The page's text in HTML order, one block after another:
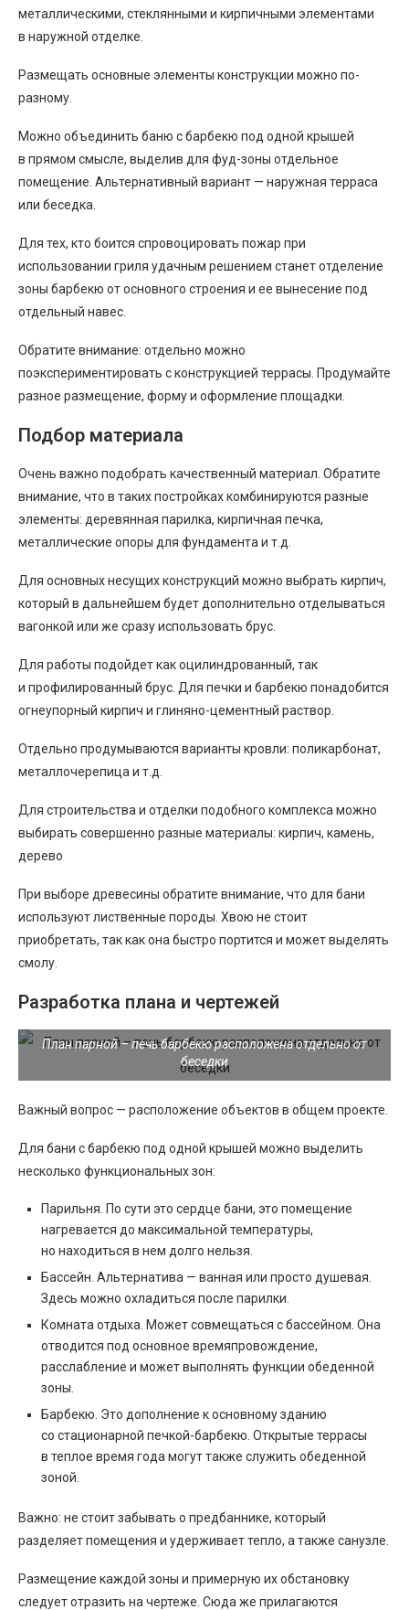
металлическими, стеклянными и кирпичными элементами
в наружной отделке.
Размещать основные элементы конструкции можно по-
разному.
Можно объединить баню с барбекю под одной крышей
в прямом смысле, выделив для фуд-зоны отдельное
помещение. Альтернативный вариант — наружная терраса
или беседка.
Для тех, кто боится спровоцировать пожар при
использовании гриля удачным решением станет отделение
зоны барбекю от основного строения и ее вынесение под
отдельный навес.
Обратите внимание: отдельно можно
поэкспериментировать с конструкцией террасы. Продумайте
разное размещение, форму и оформление площадки.
Подбор материала
Очень важно подобрать качественный материал. Обратите
внимание, что в таких постройках комбинируются разные
элементы: деревянная парилка, кирпичная печка,
металлические опоры для фундамента и т.д.
Для основных несущих конструкций можно выбрать кирпич,
который в дальнейшем будет дополнительно отделываться
вагонкой или же сразу использовать брус.
Для работы подойдет как оцилиндрованный, так
и профилированный брус. Для печки и барбекю понадобится
огнеупорный кирпич и глиняно-цементный раствор.
Отдельно продумываются варианты кровли: поликарбонат,
металлочерепица и т.д.
Для строительства и отделки подобного комплекса можно
выбирать совершенно разные материалы: кирпич, камень,
дерево
При выборе древесины обратите внимание, что для бани
используют лиственные породы. Хвою не стоит
приобретать, так как она быстро портится и может выделять
смолу.
Разработка плана и чертежей
План парной – печь барбекю расположена отдельно от
беседки
Важный вопрос — расположение объектов в общем проекте.
Для бани с барбекю под одной крышей можно выделить
несколько функциональных зон:
Парильня. По сути это сердце бани, это помещение
нагревается до максимальной температуры,
но находиться в нем долго нельзя.
Бассейн. Альтернатива — ванная или просто душевая.
Здесь можно охладиться после парилки.
Комната отдыха. Может совмещаться с бассейном. Она
отводится под основное времяпровождение,
расслабление и может выполнять функции обеденной
зоны.
Барбекю. Это дополнение к основному зданию
со стационарной печкой-барбекю. Открытые террасы
в теплое время года могут также служить обеденной
зоной.
Важно: не стоит забывать о предбаннике, который
разделяет помещения и удерживает тепло, а также санузле.
Размещение каждой зоны и примерную их обстановку
следует отразить на чертеже. Сюда же прилагаются